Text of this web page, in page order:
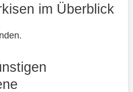
im Überblick